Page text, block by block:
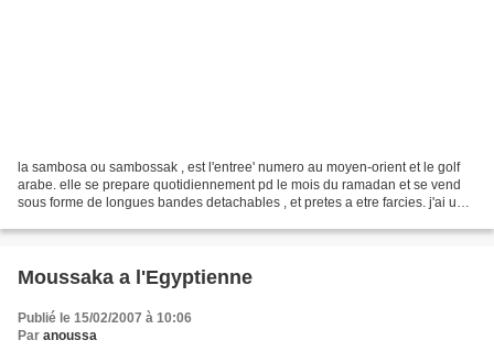
la sambosa ou sambossak , est l'entree' numero au moyen-orient et le golf
arabe. elle se prepare quotidiennement pd le mois du ramadan et se vend
sous forme de longues bandes detachables , et pretes a etre farcies. j'ai une
Moussaka a l'Egyptienne
Publié le 15/02/2007 à 10:06
Par anoussa